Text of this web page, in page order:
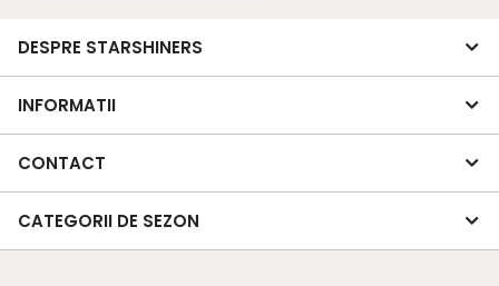
DESPRE STARSHINERS
INFORMATII
CONTACT
CATEGORII DE SEZON